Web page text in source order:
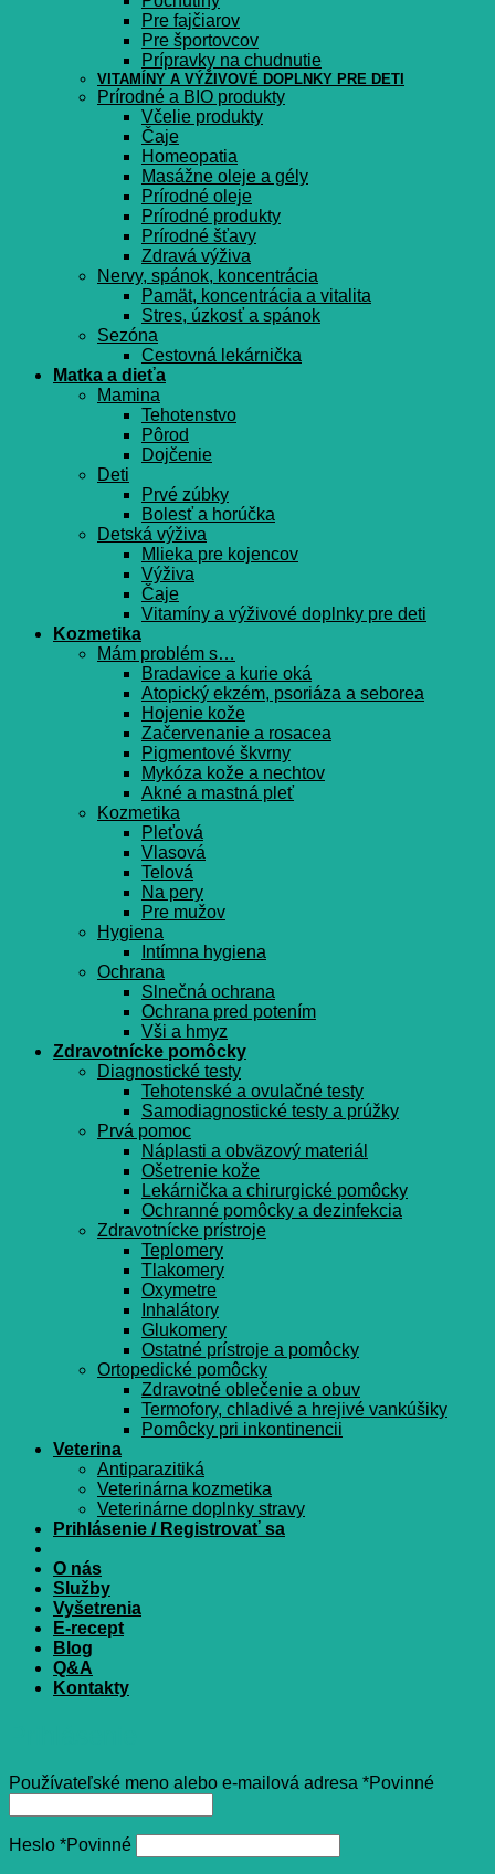
Pre fajčiarov
Pre športovcov
Prípravky na chudnutie
VITAMÍNY A VÝŽIVOVÉ DOPLNKY PRE DETI
Prírodné a BIO produkty
Včelie produkty
Čaje
Homeopatia
Masážne oleje a gély
Prírodné oleje
Prírodné produkty
Prírodné šťavy
Zdravá výživa
Nervy, spánok, koncentrácia
Pamät, koncentrácia a vitalita
Stres, úzkosť a spánok
Sezóna
Cestovná lekárnička
Matka a dieťa
Mamina
Tehotenstvo
Pôrod
Dojčenie
Deti
Prvé zúbky
Bolesť a horúčka
Detská výživa
Mlieka pre kojencov
Výživa
Čaje
Vitamíny a výživové doplnky pre deti
Kozmetika
Mám problém s…
Bradavice a kurie oká
Atopický ekzém, psoriáza a seborea
Hojenie kože
Začervenanie a rosacea
Pigmentové škvrny
Mykóza kože a nechtov
Akné a mastná pleť
Kozmetika
Pleťová
Vlasová
Telová
Na pery
Pre mužov
Hygiena
Intímna hygiena
Ochrana
Slnečná ochrana
Ochrana pred potením
Vši a hmyz
Zdravotnícke pomôcky
Diagnostické testy
Tehotenské a ovulačné testy
Samodiagnostické testy a prúžky
Prvá pomoc
Náplasti a obväzový materiál
Ošetrenie kože
Lekárnička a chirurgické pomôcky
Ochranné pomôcky a dezinfekcia
Zdravotnícke prístroje
Teplomery
Tlakomery
Oxymetre
Inhalátory
Glukomery
Ostatné prístroje a pomôcky
Ortopedické pomôcky
Zdravotné oblečenie a obuv
Termofory, chladivé a hrejivé vankúšiky
Pomôcky pri inkontinencii
Veterina
Antiparazitiká
Veterinárna kozmetika
Veterinárne doplnky stravy
Prihlásenie / Registrovať sa
O nás
Služby
Vyšetrenia
E-recept
Blog
Q&A
Kontakty
Používateľské meno alebo e-mailová adresa *Povinné
Heslo *Povinné